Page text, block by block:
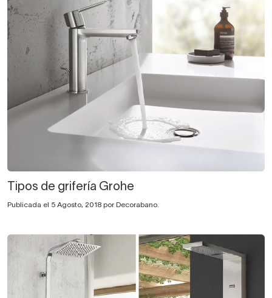
Tipos de grifería Grohe
Publicada el 5 Agosto, 2018 por Decorabano.